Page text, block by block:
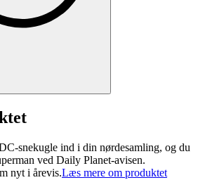
snekugle ind i din nørdesamling, og du
ved Daily Planet-avisen.
nyt i årevis.Læs mere om produktet